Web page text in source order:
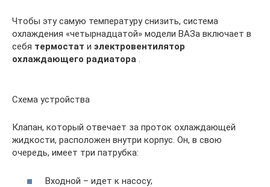
Чтобы эту самую температуру снизить, система
охлаждения «четырнадцатой» модели ВАЗа включает в
себя термостат и электровентилятор
охлаждающего радиатора .
Схема устройства
Клапан, который отвечает за проток охлаждающей
жидкости, расположен внутри корпус. Он, в свою
очередь, имеет три патрубка:
Входной – идет к насосу;